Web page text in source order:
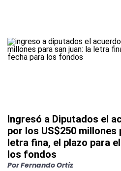
Ingresó a Diputados el
por los US$250 millones
letra fina, el plazo para
los fondos
PorFernando Ortiz